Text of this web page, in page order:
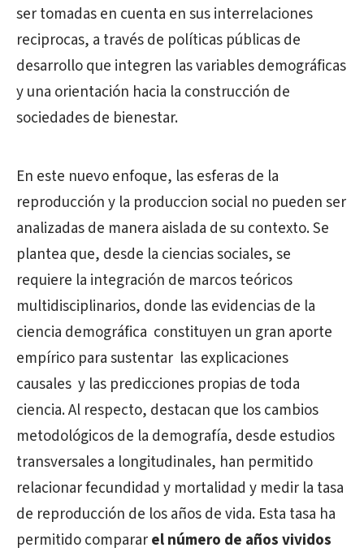
ser tomadas en cuenta en sus interrelaciones
reciprocas, a través de políticas públicas de
desarrollo que integren las variables demográficas
y una orientación hacia la construcción de
sociedades de bienestar.
En este nuevo enfoque, las esferas de la
reproducción y la produccion social no pueden ser
analizadas de manera aislada de su contexto. Se
plantea que, desde la ciencias sociales, se
requiere la integración de marcos teóricos
multidisciplinarios, donde las evidencias de la
ciencia demográfica constituyen un gran aporte
empírico para sustentar las explicaciones
causales y las predicciones propias de toda
ciencia. Al respecto, destacan que los cambios
metodológicos de la demografía, desde estudios
transversales a longitudinales, han permitido
relacionar fecundidad y mortalidad y medir la tasa
de reproducción de los años de vida. Esta tasa ha
permitido compararel número de años vividos